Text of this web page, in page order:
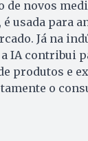
de novos
usada para
Já na
IA contribui
produtos e
o